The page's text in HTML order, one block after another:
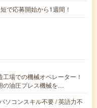
で応募開始から1週間！
場での機械オペレーター！
の油圧プレス機械を…
ソコンスキル不要 / 英語力不